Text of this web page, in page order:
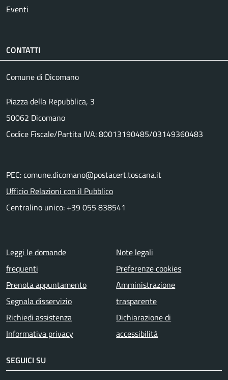
Eventi
CONTATTI
Comune di Dicomano
Piazza della Repubblica, 3
50062 Dicomano
Codice Fiscale/Partita IVA: 80013190485/03149360483
PEC: comune.dicomano@postacert.toscana.it
Ufficio Relazioni con il Pubblico
Centralino unico: +39 055 838541
Menu piè di pagina
Leggi le domande
frequenti
Prenota appuntamento
Segnala disservizio
Richiedi assistenza
Informativa privacy
Note legali
Preferenze cookies
Amministrazione
trasparente
Dichiarazione di
accessibilità
SEGUICI SU